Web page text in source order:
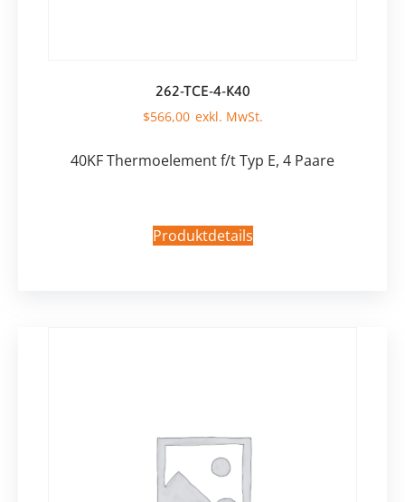
262-TCE-4-K40
$566,00
40KF Thermoelement f/t Typ E, 4 Paare
Produktdetails